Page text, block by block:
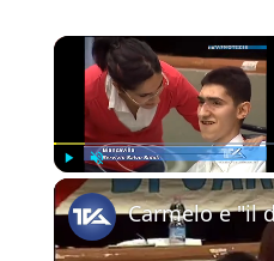
Play Unmute